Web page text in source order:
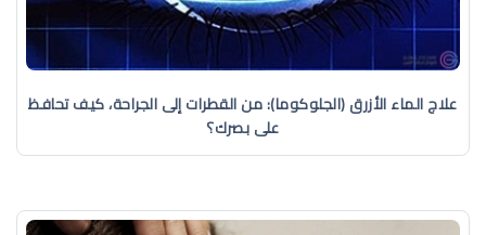
علاج الماء الأزرق (الجلوكوما): من القطرات إلى الجراحة، كيف تحافظ
على بصرك؟